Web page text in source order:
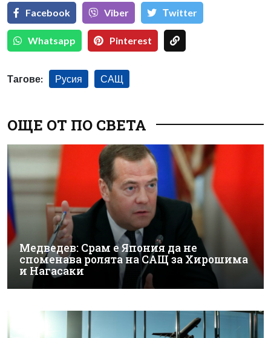
Facebook Viber Тwitter
Whatsapp Pinterest
Тагове: Русия САЩ
ОЩЕ ОТ ПО СВЕТА
Медведев: Срам е Япония да не
споменава ролята на САЩ за Хирошима
и Нагасаки